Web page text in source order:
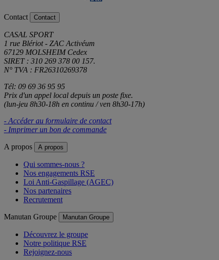
Contact Contact
CASAL SPORT
1 rue Blériot - ZAC Activéum
67129 MOLSHEIM Cedex
SIRET : 310 269 378 00 157.
N° TVA : FR26310269378
Tél: 09 69 36 95 95
Prix d'un appel local depuis un poste fixe.
(lun-jeu 8h30-18h en continu / ven 8h30-17h)
- Accéder au formulaire de contact
- Imprimer un bon de commande
A propos A propos
Qui sommes-nous ?
Nos engagements RSE
Loi Anti-Gaspillage (AGEC)
Nos partenaires
Recrutement
Manutan Groupe Manutan Groupe
Découvrez le groupe
Notre politique RSE
Rejoignez-nous